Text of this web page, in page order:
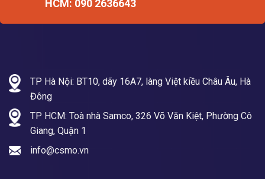
HCM: 090 2636643
TP Hà Nội: BT10, dãy 16A7, làng Việt kiều Châu Âu, Hà
Đông
TP HCM: Toà nhà Samco, 326 Võ Văn Kiệt, Phường Cô
Giang, Quận 1
info@csmo.vn